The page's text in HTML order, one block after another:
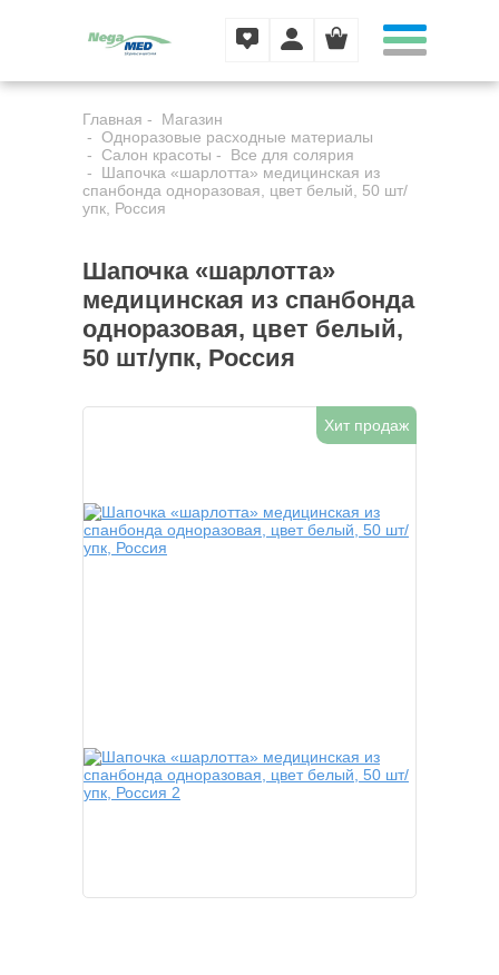
Главная
Магазин
Одноразовые расходные материалы
Салон красоты
Все для солярия
Шапочка «шарлотта» медицинская из
спанбонда одноразовая, цвет белый, 50 шт/
упк, Россия
Шапочка «шарлотта»
медицинская из спанбонда
одноразовая, цвет белый,
50 шт/упк, Россия
Хит продаж